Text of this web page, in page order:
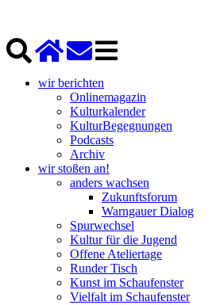
wir berichten
Onlinemagazin
Kulturkalender
KulturBegegnungen
Podcasts
Archiv
wir stoßen an!
anders wachsen
Zukunftsforum
Warngauer Dialog
Spurwechsel
Kultur für die Jugend
Offene Ateliertage
Runder Tisch
Kunst im Schaufenster
Vielfalt im Schaufenster